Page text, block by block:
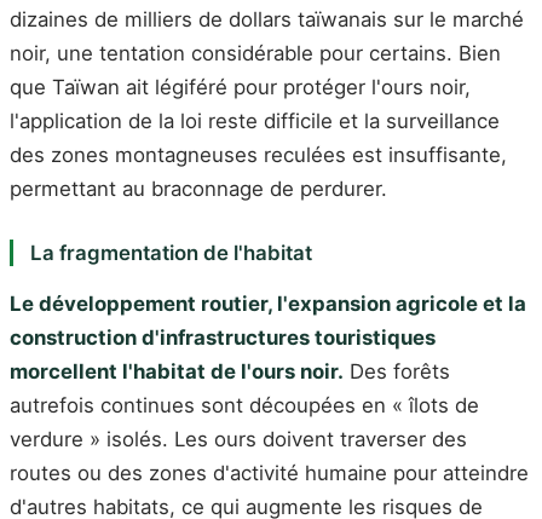
dizaines de milliers de dollars taïwanais sur le marché
noir, une tentation considérable pour certains. Bien
que Taïwan ait légiféré pour protéger l'ours noir,
l'application de la loi reste difficile et la surveillance
des zones montagneuses reculées est insuffisante,
permettant au braconnage de perdurer.
La fragmentation de l'habitat
Le développement routier, l'expansion agricole et la
construction d'infrastructures touristiques
morcellent l'habitat de l'ours noir. Des forêts
autrefois continues sont découpées en « îlots de
verdure » isolés. Les ours doivent traverser des
routes ou des zones d'activité humaine pour atteindre
d'autres habitats, ce qui augmente les risques de